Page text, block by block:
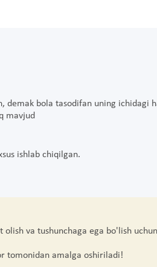
demak bola tasodifan uning ichidagi
mavjud
ishlab chiqilgan.
va tushunchaga ega bo'lish
tomonidan amalga oshiriladi!